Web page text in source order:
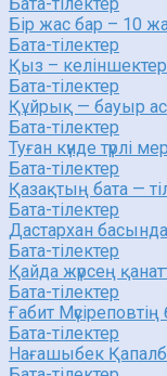
Бір жас бар – 10
Бата-тілектер
Қыз –
Бата-тілектер
Құйрық — бауыр
Бата-тілектер
Туған күнде түрлі
Бата-тілектер
Қазақтың бата —
Бата-тілектер
Дастархан басында
Бата-тілектер
Қайда жүрсең
Бата-тілектер
Ғабит Мүсіреповтің
Бата-тілектер
Нағашыбек